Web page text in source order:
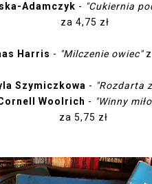
Adamczyk - "Cukiernia
za 4,75 zł
Harris - "Milczenie owiec"
Szymiczkowa - "Rozdarta
Woolrich - "Winny
za 5,75 zł